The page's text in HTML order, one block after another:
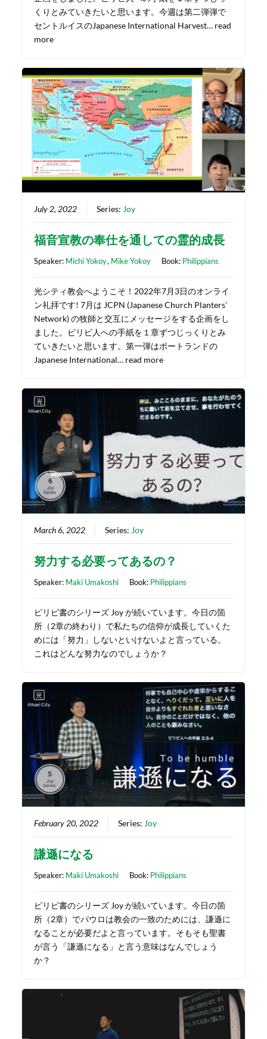
くりとみていきたいと思います。今週は第二弾弾で
セントルイスのJapanese International Harvest… read
more
July 2, 2022 Series:Joy
福音宣教の奉仕を通しての霊的成長
Speaker: Michi Yokoy, Mike Yokoy Book: Philippians
光シティ教会へようこそ！2022年7月3日のオンライ
ン礼拝です! 7月は JCPN (Japanese Church Planters’
Network) の牧師と交互にメッセージをする企画をし
ました。ピリピ人への手紙を１章ずつじっくりとみ
ていきたいと思います。第一弾はポートランドの
Japanese International… read more
March 6, 2022 Series: Joy
努力する必要ってあるの？
Speaker: Maki Umakoshi Book: Philippians
ピリピ書のシリーズ Joy が続いています。今日の箇
所（2章の終わり）で私たちの信仰が成長していくた
めには「努力」しないといけないよと言っている。
これはどんな努力なのでしょうか？
February 20, 2022 Series:Joy
謙遜になる
Speaker: Maki Umakoshi Book: Philippians
ピリピ書のシリーズ Joy が続いています。今日の箇
所（2章）でパウロは教会の一致のためには、謙遜に
なることが必要だよと言っています。そもそも聖書
が言う「謙遜になる」と言う意味はなんでしょう
か？